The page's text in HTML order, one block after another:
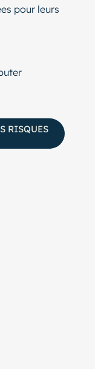
pour leurs
RISQUES